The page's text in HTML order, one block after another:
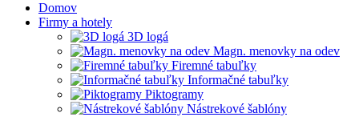
Domov
Firmy a hotely
3D logá
Magn. menovky na odev
Firemné tabuľky
Informačné tabuľky
Piktogramy
Nástrekové šablóny